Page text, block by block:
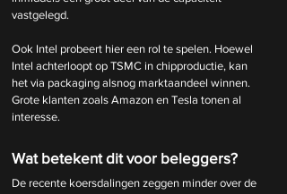
vastgelegd.
Ook Intel probeert hier een rol te spelen. Hoewel
Intel achterloopt op TSMC in chipproductie, kan
het via packaging alsnog marktaandeel winnen.
Grote klanten zoals Amazon en Tesla tonen al
interesse.
Wat betekent dit voor beleggers?
De recente koersdalingen zeggen minder over de